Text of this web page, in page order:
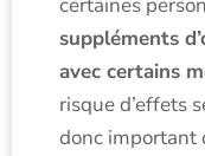
certaines
suppléments
avec certains
risque d’effets
donc important